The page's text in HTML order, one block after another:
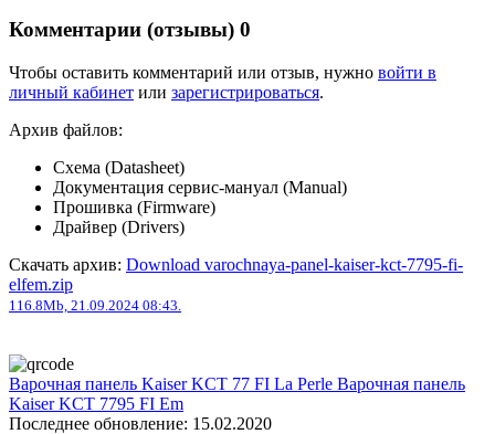
Комментарии (отзывы) 0
Чтобы оставить комментарий или отзыв, нужно войти в
личный кабинет или зарегистрироваться.
Архив файлов:
Схема (Datasheet)
Документация сервис-мануал (Manual)
Прошивка (Firmware)
Драйвер (Drivers)
Скачать архив: Download varochnaya-panel-kaiser-kct-7795-fi-
elfem.zip
116.8Mb, 21.09.2024 08:43.
Варочная панель Kaiser KCT 77 FI La Perle Варочная панель
Kaiser KCT 7795 FI Em
Последнее обновление: 15.02.2020